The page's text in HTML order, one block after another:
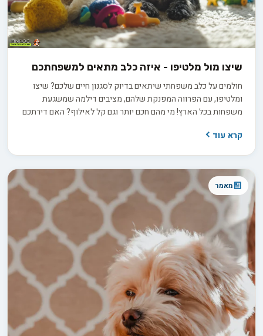
שיצו מול מלטיפו - איזה כלב מתאים למשפחתכם
חולמים על כלב משפחתי שיתאים בדיוק לסגנון חיים שלכם? שיצו
ומלטיפו, עם הפרווה המפנקת שלהם, מציבים דילמה שמשגעת
משפחות בכל הארץ! מי מהם חכם יותר וגם קל לאילוף? האם דירתכם
פינדוג מציגה השוואה מקיפה שתעזור לכם למצוא את הכלב
קרא עוד
מאמר